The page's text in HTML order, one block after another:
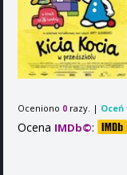
Oceniono 0 razy. |
Ocena IMDb©: